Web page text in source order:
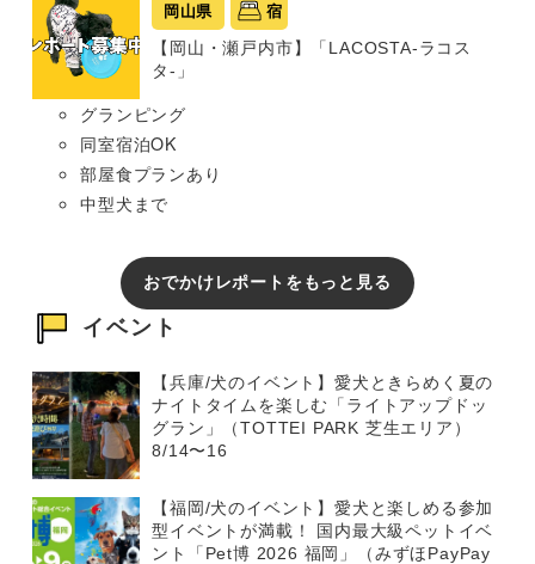
岡山県 宿
【岡山・瀬戸内市】「LACOSTA-ラコス
タ-」
グランピング
同室宿泊OK
部屋食プランあり
中型犬まで
おでかけレポートをもっと見る
イベント
【兵庫/犬のイベント】愛犬ときらめく夏の
ナイトタイムを楽しむ「ライトアップドッ
グラン」（TOTTEI PARK 芝生エリア）
8/14〜16
【福岡/犬のイベント】愛犬と楽しめる参加
型イベントが満載！ 国内最大級ペットイベ
ント「Pet博 2026 福岡」（みずほPayPay